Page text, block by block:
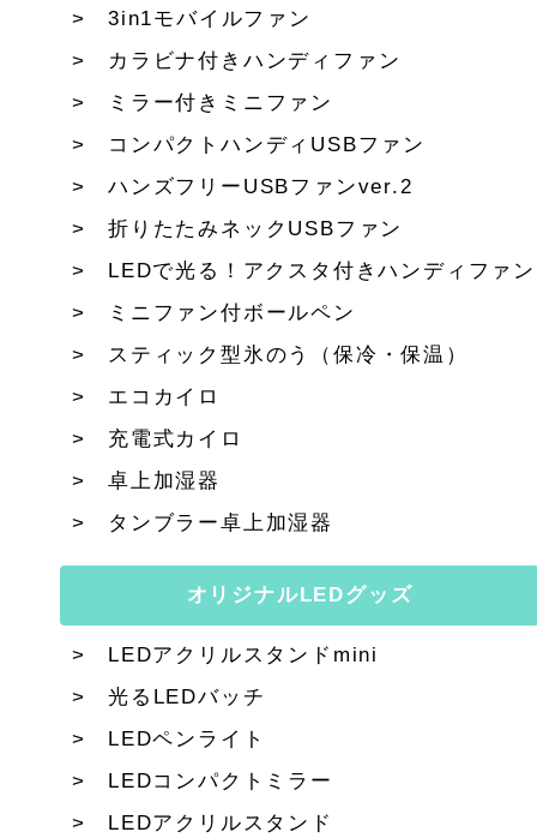
3in1モバイルファン
カラビナ付きハンディファン
ミラー付きミニファン
コンパクトハンディUSBファン
ハンズフリーUSBファンver.2
折りたたみネックUSBファン
LEDで光る！アクスタ付きハンディファン
ミニファン付ボールペン
スティック型氷のう（保冷・保温）
エコカイロ
充電式カイロ
卓上加湿器
タンブラー卓上加湿器
オリジナルLEDグッズ
LEDアクリルスタンドmini
光るLEDバッチ
LEDペンライト
LEDコンパクトミラー
LEDアクリルスタンド